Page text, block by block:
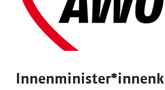
Innenminister*innenk